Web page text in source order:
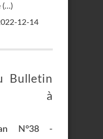
(…)
12-14
Bulletin
à
N°38 -